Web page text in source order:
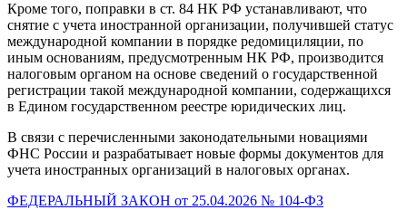
Кроме того, поправки в ст. 84 НК РФ устанавливают, что
снятие с учета иностранной организации, получившей статус
международной компании в порядке редомициляции, по
иным основаниям, предусмотренным НК РФ, производится
налоговым органом на основе сведений о государственной
регистрации такой международной компании, содержащихся
в Едином государственном реестре юридических лиц.
В связи с перечисленными законодательными новациями
ФНС России и разрабатывает новые формы документов для
учета иностранных организаций в налоговых органах.
ФЕДЕРАЛЬНЫЙ ЗАКОН от 25.04.2026 № 104-ФЗ